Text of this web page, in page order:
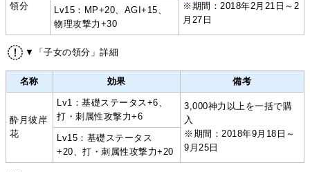
領分
※期間：2018年2月21日～2
月27日
Lv15：MP+20、AGI+15、
物理攻撃力+30
▼「子女の領分」詳細
名称 効果 備考
酔月彼岸
花
Lv1：基礎ステータス+6、
打・刺属性攻撃力+6
3,000神力以上を一括で購
入
※期間：2018年9月18日～
9月25日
Lv15：基礎ステータス
+20、打・刺属性攻撃力+20